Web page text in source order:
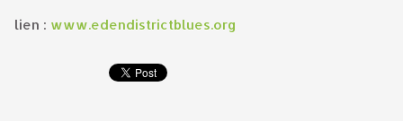
lien : www.edendistrictblues.org